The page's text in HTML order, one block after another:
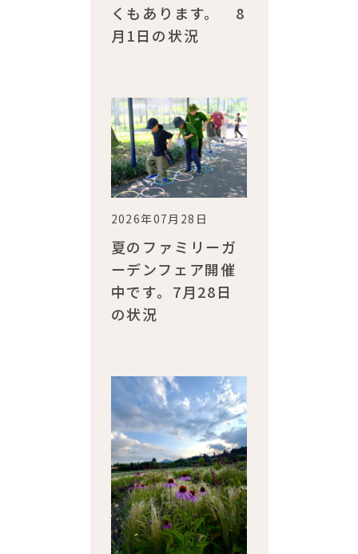
くもあります。 8
月1日の状況
2026年07月28日
夏のファミリーガ
ーデンフェア開催
中です。7月28日
の状況